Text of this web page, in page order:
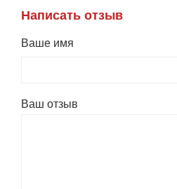
Написать отзыв
Ваше имя
Ваш отзыв